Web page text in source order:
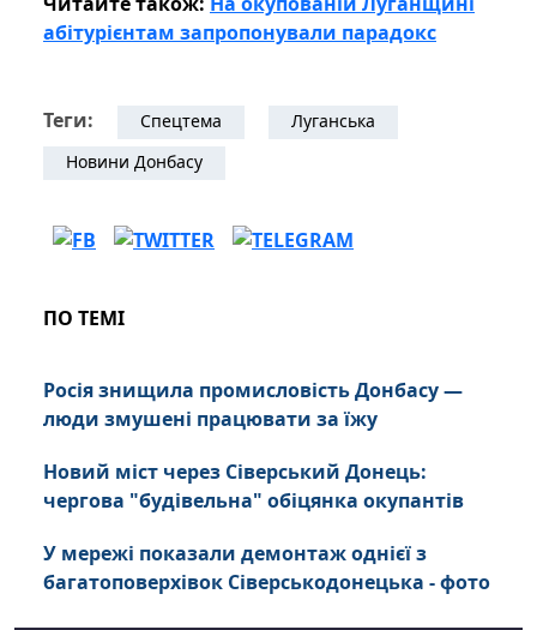
абітурієнтам запропонували парадокс
Теги: Спецтема
Луганська
Новини Донбасу
ПО ТЕМІ
Росія знищила промисловість Донбасу —
люди змушені працювати за їжу
Новий міст через Сіверський Донець:
чергова "будівельна" обіцянка окупантів
У мережі показали демонтаж однієї з
багатоповерхівок Сіверськодонецька - фото